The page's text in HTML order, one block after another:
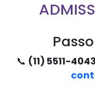
📞 (11) 5511-4043